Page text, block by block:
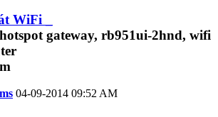
WiFi _
04-09-2014 09:52 AM